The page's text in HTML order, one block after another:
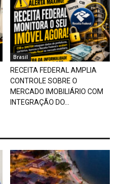
Brasil
RECEITA FEDERAL AMPLIA
CONTROLE SOBRE O
MERCADO IMOBILIÁRIO COM
INTEGRAÇÃO DO...